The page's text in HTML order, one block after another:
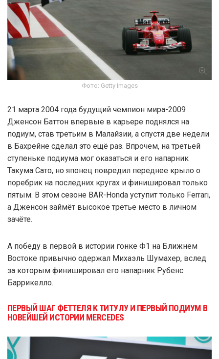
Фото: Getty Images
21 марта 2004 года будущий чемпион мира-2009
Дженсон Баттон впервые в карьере поднялся на
подиум, став третьим в Малайзии, а спустя две недели
в Бахрейне сделал это ещё раз. Впрочем, на третьей
ступеньке подиума мог оказаться и его напарник
Такума Сато, но японец повредил переднее крыло о
поребрик на последних кругах и финишировал только
пятым. В этом сезоне BAR-Honda уступит только Ferrari,
а Дженсон займёт высокое третье место в личном
зачёте.
А победу в первой в истории гонке Ф1 на Ближнем
Востоке привычно одержал Михаэль Шумахер, вслед
за которым финишировал его напарник Рубенс
Баррикелло.
ПЕРВЫЙ ШАГ ФЕТТЕЛЯ К ТИТУЛУ И ПЕРВЫЙ ПОДИУМ В
НОВЕЙШЕЙ ИСТОРИИ MERCEDES